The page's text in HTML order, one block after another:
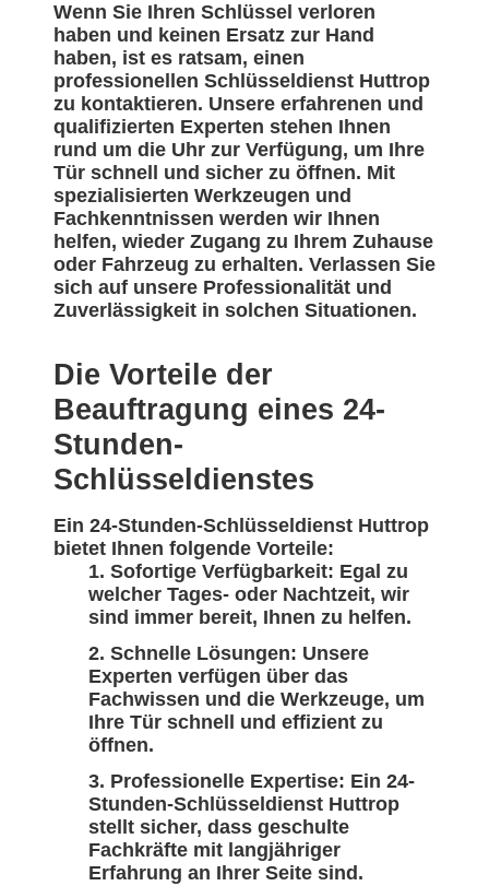
Wenn Sie Ihren Schlüssel verloren
haben und keinen Ersatz zur Hand
haben, ist es ratsam, einen
professionellen Schlüsseldienst Huttrop
zu kontaktieren. Unsere erfahrenen und
qualifizierten Experten stehen Ihnen
rund um die Uhr zur Verfügung, um Ihre
Tür schnell und sicher zu öffnen. Mit
spezialisierten Werkzeugen und
Fachkenntnissen werden wir Ihnen
helfen, wieder Zugang zu Ihrem Zuhause
oder Fahrzeug zu erhalten. Verlassen Sie
sich auf unsere Professionalität und
Zuverlässigkeit in solchen Situationen.
Die Vorteile der
Beauftragung eines 24-
Stunden-
Schlüsseldienstes
Ein 24-Stunden-Schlüsseldienst Huttrop
bietet Ihnen folgende Vorteile:
Sofortige Verfügbarkeit: Egal zu
welcher Tages- oder Nachtzeit, wir
sind immer bereit, Ihnen zu helfen.
Schnelle Lösungen: Unsere
Experten verfügen über das
Fachwissen und die Werkzeuge, um
Ihre Tür schnell und effizient zu
öffnen.
Professionelle Expertise: Ein 24-
Stunden-Schlüsseldienst Huttrop
stellt sicher, dass geschulte
Fachkräfte mit langjähriger
Erfahrung an Ihrer Seite sind.